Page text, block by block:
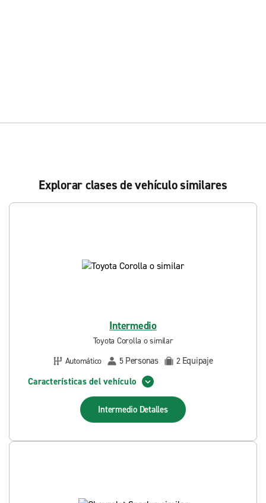
Explorar clases de vehículo similares
Intermedio
Toyota Corolla o similar
Automático
5 Personas 2 Equipaje
Características del vehículo
Intermedio Detalles